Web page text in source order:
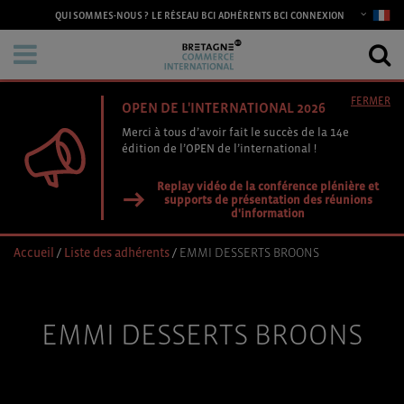
QUI SOMMES-NOUS ? LE RÉSEAU BCI ADHÉRENTS BCI CONNEXION
OPEN DE L'INTERNATIONAL 2026
Merci à tous d’avoir fait le succès de la 14e
édition de l’OPEN de l’international !
Replay vidéo de la conférence plénière et
supports de présentation des réunions
d'information
FERMER
Accueil / Liste des adhérents/ EMMI DESSERTS BROONS
EMMI DESSERTS BROONS